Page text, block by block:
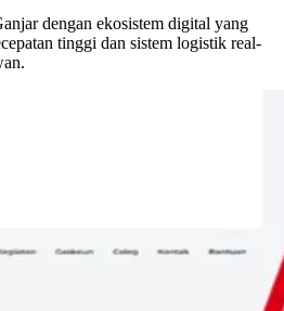
dengan ekosistem digital yang
tinggi dan sistem logistik real-